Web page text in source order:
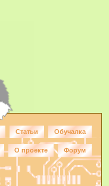
Статьи Обучалка
О проекте Форум